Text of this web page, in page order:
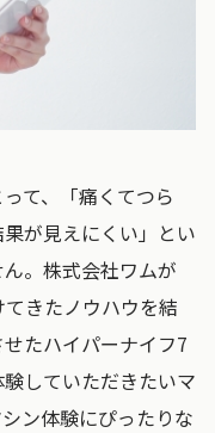
て、「痛くてつら
が見えにくい」とい
。株式会社ワムが
きたノウハウを結
たハイパーナイフ7
していただきたいマ
ン体験にぴったりな